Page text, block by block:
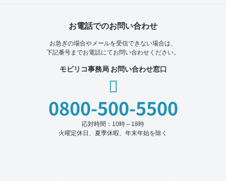
お電話でのお問い合わせ
お急ぎの場合やメールを受信できない場合は、
下記番号までお電話にてお問い合わせください。
モビリコ事務局 お問い合わせ窓口
0800-500-5500
応対時間：10時～18時
火曜定休日、夏季休暇、年末年始を除く